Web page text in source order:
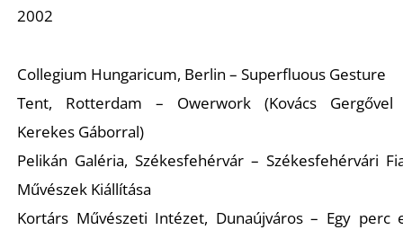
2002
Collegium Hungaricum, Berlin – Superfluous Gesture
Tent, Rotterdam – Owerwork (Kovács Gergővel
Kerekes Gáborral)
Pelikán Galéria, Székesfehérvár – Székesfehérvári
Művészek Kiállítása
Kortárs Művészeti Intézet, Dunaújváros – Egy perc